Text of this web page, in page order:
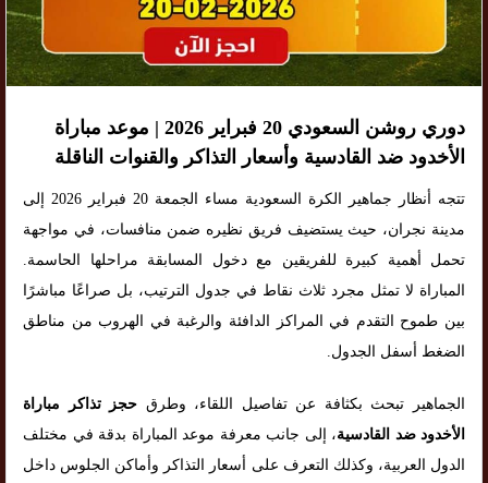
دوري روشن السعودي 20 فبراير 2026 | موعد مباراة
الأخدود ضد القادسية وأسعار التذاكر والقنوات الناقلة
تتجه أنظار جماهير الكرة السعودية مساء الجمعة 20 فبراير 2026 إلى
مدينة نجران، حيث يستضيف فريق نظيره ضمن منافسات، في مواجهة
تحمل أهمية كبيرة للفريقين مع دخول المسابقة مراحلها الحاسمة.
المباراة لا تمثل مجرد ثلاث نقاط في جدول الترتيب، بل صراعًا مباشرًا
بين طموح التقدم في المراكز الدافئة والرغبة في الهروب من مناطق
الضغط أسفل الجدول.
الجماهير تبحث بكثافة عن تفاصيل اللقاء، وطرق حجز تذاكر مباراة
الأخدود ضد القادسية، إلى جانب معرفة موعد المباراة بدقة في مختلف
الدول العربية، وكذلك التعرف على أسعار التذاكر وأماكن الجلوس داخل